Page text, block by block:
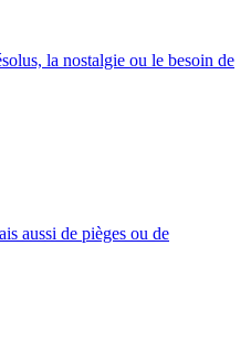
la nostalgie ou le besoin de
aussi de pièges ou de